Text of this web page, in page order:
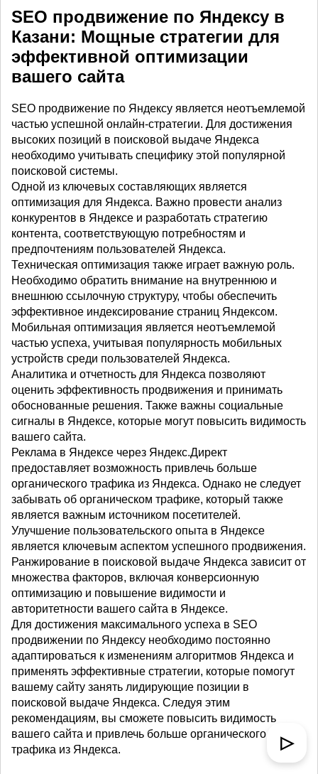
SEO продвижение по Яндексу в
Казани: Мощные стратегии для
эффективной оптимизации
вашего сайта
SEO продвижение по Яндексу является неотъемлемой
частью успешной онлайн-стратегии. Для достижения
высоких позиций в поисковой выдаче Яндекса
необходимо учитывать специфику этой популярной
поисковой системы.
Одной из ключевых составляющих является
оптимизация для Яндекса. Важно провести анализ
конкурентов в Яндексе и разработать стратегию
контента, соответствующую потребностям и
предпочтениям пользователей Яндекса.
Техническая оптимизация также играет важную роль.
Необходимо обратить внимание на внутреннюю и
внешнюю ссылочную структуру, чтобы обеспечить
эффективное индексирование страниц Яндексом.
Мобильная оптимизация является неотъемлемой
частью успеха, учитывая популярность мобильных
устройств среди пользователей Яндекса.
Аналитика и отчетность для Яндекса позволяют
оценить эффективность продвижения и принимать
обоснованные решения. Также важны социальные
сигналы в Яндексе, которые могут повысить видимость
вашего сайта.
Реклама в Яндексе через Яндекс.Директ
предоставляет возможность привлечь больше
органического трафика из Яндекса. Однако не следует
забывать об органическом трафике, который также
является важным источником посетителей.
Улучшение пользовательского опыта в Яндексе
является ключевым аспектом успешного продвижения.
Ранжирование в поисковой выдаче Яндекса зависит от
множества факторов, включая конверсионную
оптимизацию и повышение видимости и
авторитетности вашего сайта в Яндексе.
Для достижения максимального успеха в SEO
продвижении по Яндексу необходимо постоянно
адаптироваться к изменениям алгоритмов Яндекса и
применять эффективные стратегии, которые помогут
вашему сайту занять лидирующие позиции в
поисковой выдаче Яндекса. Следуя этим
рекомендациям, вы сможете повысить видимость
вашего сайта и привлечь больше органического
трафика из Яндекса.
▷